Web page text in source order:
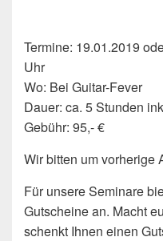
Termine: 19.01.2019
Uhr
Wo: Bei Guitar-Fever
Dauer: ca. 5 Stunden
Gebühr: 95,- €
Wir bitten um vorherige
Für unsere Seminare
Gutscheine an. Macht
schenkt Ihnen einen